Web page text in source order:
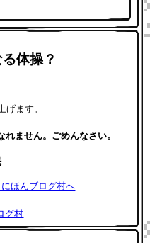
体操？
ます。
ません。ごめんなさい。
グ村